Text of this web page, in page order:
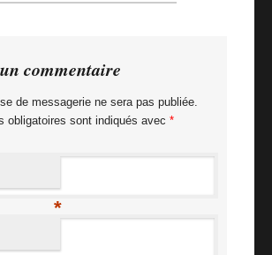
commentaire
de messagerie ne sera pas publiée.
obligatoires sont indiqués avec *
*